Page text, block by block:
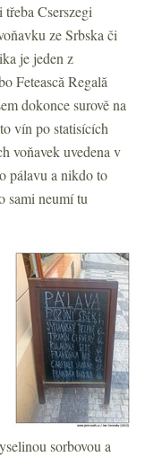
Cserszegi
ze Srbska či
je jeden z
Fetească Regală
dokonce surově na
vín po statisících
voňavek uvedena v
pálavu a nikdo to
sami neumí tu
sorbovou a